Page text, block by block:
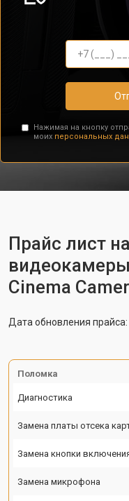
Нажимая на кнопку
моих персональных
Прайс лист
Cinema
Дата обновления прайса:
Поломка
Диагностика
Замена платы отсека
Замена кнопки
Замена микрофона